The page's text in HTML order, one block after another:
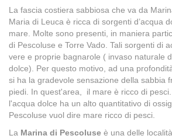
La fascia costiera sabbiosa che va da
Maria di Leuca è ricca di sorgenti d’acqua
mare. Molte sono presenti, in maniera
di Pescoluse e Torre Vado. Tali sorgenti di
vere e proprie bagnarole ( invaso naturale
dolce). Per questo motivo, ad una
si ha la gradevole sensazione della sabbia
piedi. In quest'area, il mare è ricco di
l'acqua dolce ha un alto quantitativo di
Pescoluse vuol dire mare ricco di pesci.
La Marina di Pescoluse è una delle